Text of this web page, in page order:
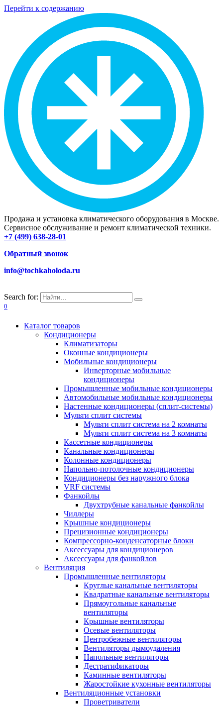
Перейти к содержанию
Продажа и установка климатического оборудования в Москве.
Сервисное обслуживание и ремонт климатической техники.
+7 (499) 638-28-01
Обратный звонок
info@tochkaholoda.ru
Search for:
0
Каталог товаров
Кондиционеры
Климатизаторы
Оконные кондиционеры
Мобильные кондиционеры
Инверторные мобильные
кондиционеры
Промышленные мобильные кондиционеры
Автомобильные мобильные кондиционеры
Настенные кондиционеры (сплит-системы)
Мульти сплит системы
Мульти сплит система на 2 комнаты
Мульти сплит система на 3 комнаты
Кассетные кондиционеры
Канальные кондиционеры
Колонные кондиционеры
Напольно-потолочные кондиционеры
Кондиционеры без наружного блока
VRF системы
Фанкойлы
Двухтрубные канальные фанкойлы
Чиллеры
Крышные кондиционеры
Прецизионные кондиционеры
Компрессорно-конденсаторные блоки
Аксессуары для кондиционеров
Аксессуары для фанкойлов
Вентиляция
Промышленные вентиляторы
Круглые канальные вентиляторы
Квадратные канальные вентиляторы
Прямоугольные канальные
вентиляторы
Крышные вентиляторы
Осевые вентиляторы
Центробежные вентиляторы
Вентиляторы дымоудаления
Напольные вентиляторы
Дестратификаторы
Каминные вентиляторы
Жаростойкие кухонные вентиляторы
Вентиляционные установки
Проветриватели